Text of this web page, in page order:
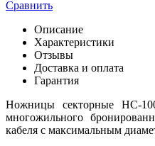
Сравнить
Описание
Характеристики
Отзывы
Доставка и оплата
Гарантия
Ножницы секторные НС-
многожильного
кабеля с максимальным